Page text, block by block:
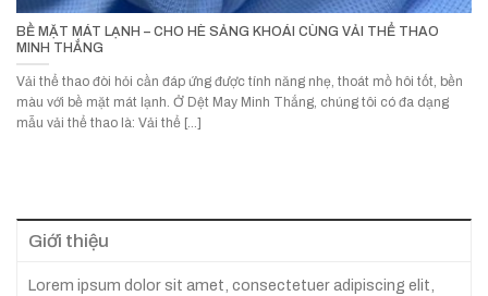
BỀ MẶT MÁT LẠNH – CHO HÈ SẢNG KHOÁI CÙNG VẢI THỂ THAO
MINH THẮNG
Vải thể thao đòi hỏi cần đáp ứng được tính năng nhẹ, thoát mồ hôi tốt, bền
màu với bề mặt mát lạnh. Ở Dệt May Minh Thắng, chúng tôi có đa dạng
mẫu vải thể thao là: Vải thể [...]
Giới thiệu
Lorem ipsum dolor sit amet, consectetuer adipiscing elit,